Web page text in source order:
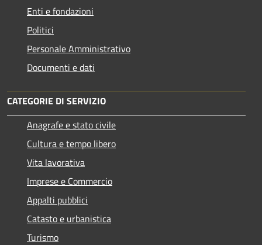
Enti e fondazioni
Politici
Personale Amministrativo
Documenti e dati
CATEGORIE DI SERVIZIO
Anagrafe e stato civile
Cultura e tempo libero
Vita lavorativa
Imprese e Commercio
Appalti pubblici
Catasto e urbanistica
Turismo